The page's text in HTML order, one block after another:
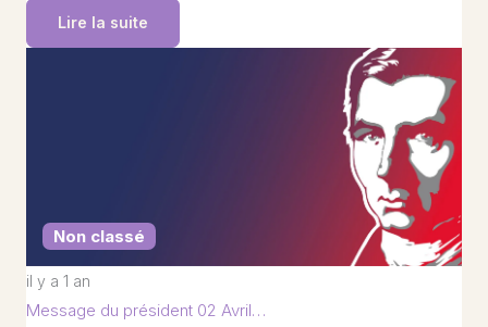
Lire la suite
Non classé
il y a 1 an
Message du président 02 Avril…